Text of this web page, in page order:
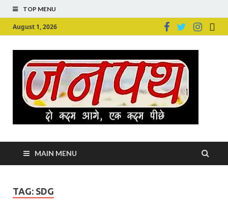
TOP MENU
August 1, 2026
MAIN MENU
TAG: SDG